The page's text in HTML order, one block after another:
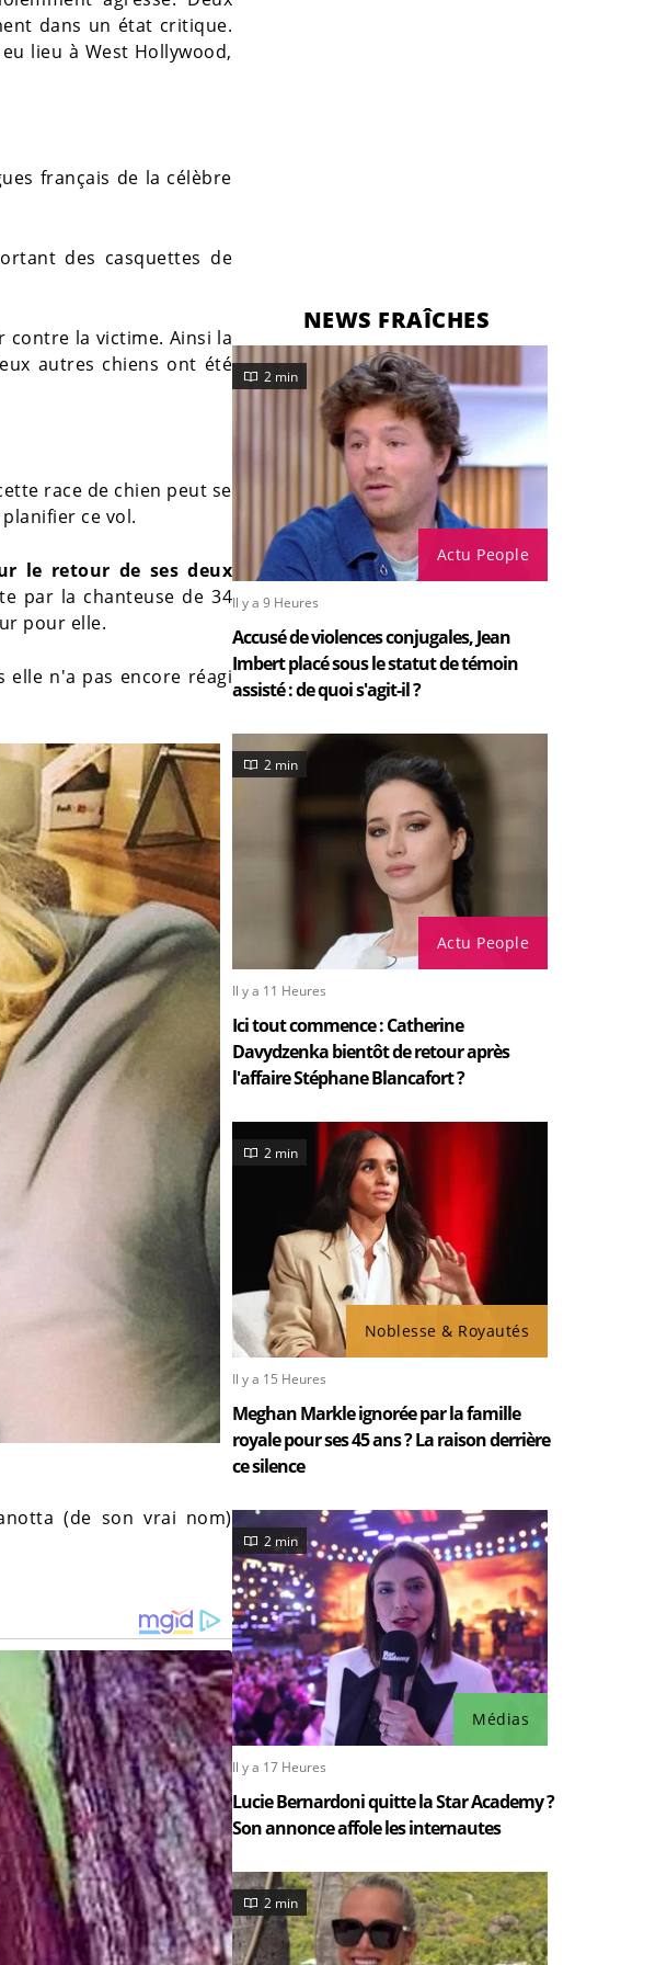
dans un état critique.
lieu à West Hollywood,
français de la célèbre
des casquettes de
contre la victime. Ainsi la
autres chiens ont été
race de chien peut se
ce vol.
le retour de ses deux
par la chanteuse de 34
pour elle.
elle n'a pas encore réagi
(de son vrai nom)
NEWS FRAÎCHES
Actu People
2 min
Il y a 9 Heures
Accusé de violences conjugales, Jean
Imbert placé sous le statut de témoin
assisté : de quoi s'agit-il ?
Actu People
2 min
Il y a 11 Heures
Ici tout commence : Catherine
Davydzenka bientôt de retour après
l'affaire Stéphane Blancafort ?
Noblesse & Royautés
2 min
Il y a 15 Heures
Meghan Markle ignorée par la famille
royale pour ses 45 ans ? La raison derrière
ce silence
Médias
2 min
Il y a 17 Heures
Lucie Bernardoni quitte la Star Academy ?
Son annonce affole les internautes
2 min